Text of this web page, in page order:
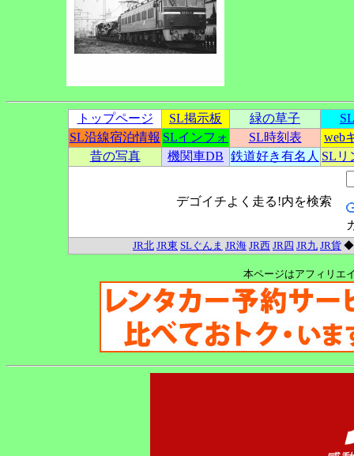
トップページ SL掲示板 緑の草子
SL沿線宿泊情報 SLインフォ SL時刻表
web
昔の写真
機関車DB 鉄道好き有名人 SLリ
デゴイチよく走る!内を検索
JR北 JR東 SLぐんま JR海 JR西 JR四 JR九 JR貨
本ページはアフィリエ